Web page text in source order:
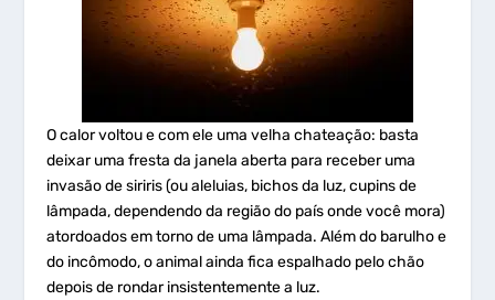
O calor voltou e com ele uma velha chateação: basta
deixar uma fresta da janela aberta para receber uma
invasão de siriris (ou aleluias, bichos da luz, cupins de
lâmpada, dependendo da região do país onde você mora)
atordoados em torno de uma lâmpada. Além do barulho e
do incômodo, o animal ainda fica espalhado pelo chão
depois de rondar insistentemente a luz.